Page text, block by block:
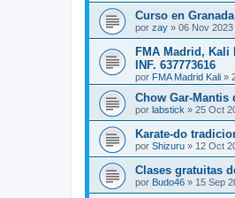
Curso en Granada
por zay » 06 Nov 2023
FMA Madrid, Kali
INF. 637773616
por FMA Madrid Kali »
Chow Gar-
por labstick » 25 Oct
Karate-do
por Shizuru » 12 Oct
Clases gratuitas
por Budo46 » 15 Sep